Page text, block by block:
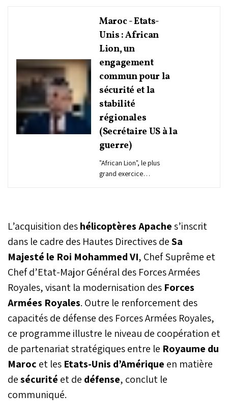
Maroc - Etats-
Unis : African
Lion, un
engagement
commun pour la
sécurité et la
stabilité
régionales
(Secrétaire US à la
guerre)
"African Lion", le plus
grand exercice
d’Amérique et du
Royaume du Maroc en
la stabilité régionales, a
affirmé le Secrétaire à la
Pete Hegseth, assurant
qu’il "n’existe pas" de
meilleur partenaire pour
accueillir ces manœuvres.
L’acquisition deshélicoptères Apaches’inscrit
dans le cadre des Hautes Directives deSa
Majesté le Roi Mohammed VI, Chef Suprême et
Chef d’Etat-Major Général des Forces Armées
Royales, visant la modernisation des Forces
Armées Royales. Outre le renforcement des
capacités de défense des Forces Armées Royales,
ce programme illustre le niveau de coopération et
de partenariat stratégiques entre le Royaume du
Maroc et les Etats-Unis d’Amérique en matière
desécurité et de défense, conclut le
communiqué.